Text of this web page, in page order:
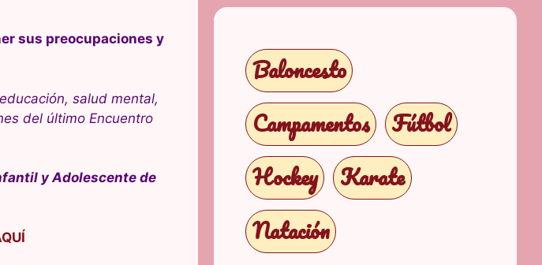
sus preocupaciones y
salud mental,
del último Encuentro
y Adolescente de
Baloncesto
Campamentos
Fútbol
Hockey
Karate
Natación